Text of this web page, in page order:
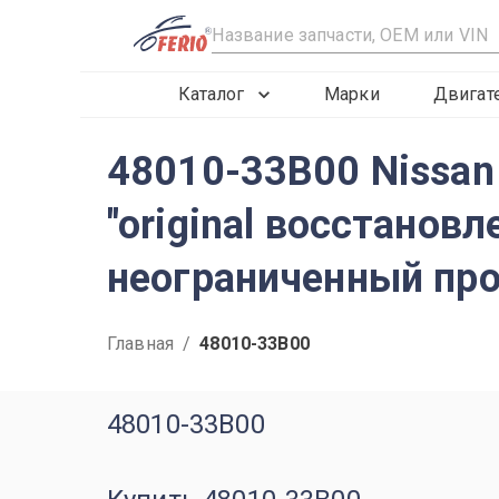
R
Каталог Марки
48010-33B00
"original
неограниченный
Главная / 48010-33B00
48010-33B00